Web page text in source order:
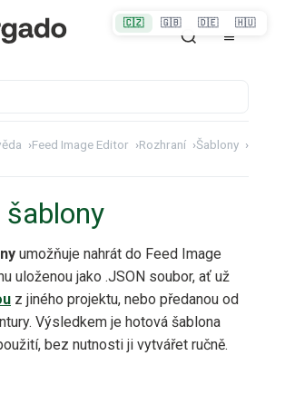
›Feed Image Editor ›Rozhraní ›Šablony ›
umožňuje nahrát do Feed Image
uloženou jako .JSON soubor, ať už
z jiného projektu, nebo předanou od
Výsledkem je hotová šablona
bez nutnosti ji vytvářet ručně.
🇨🇿 🇬🇧 🇩🇪 🇭🇺